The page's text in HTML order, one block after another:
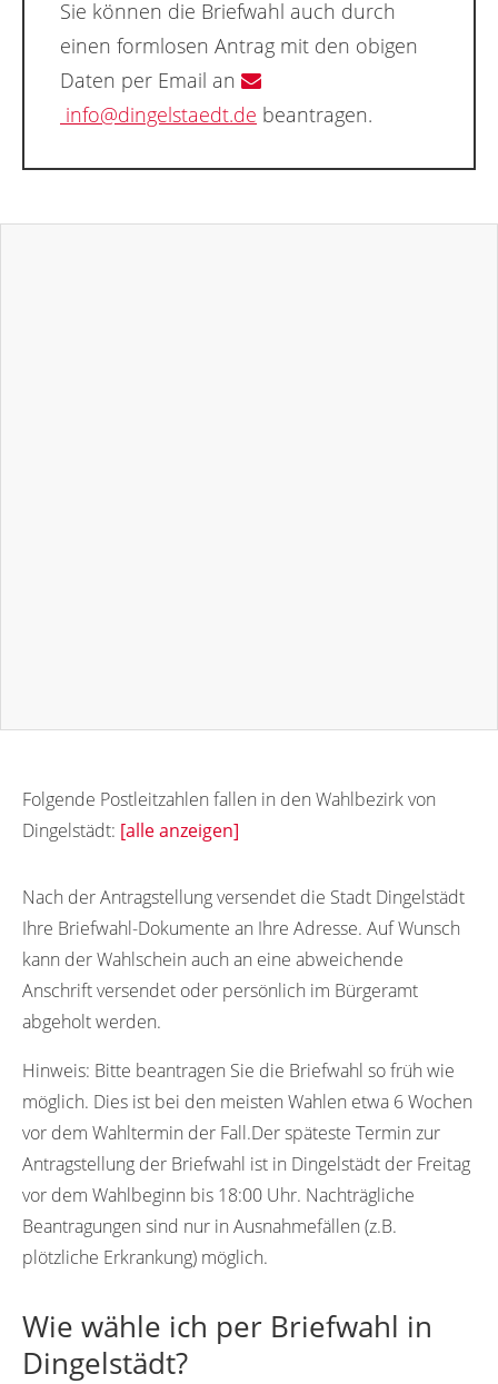
Sie können die Briefwahl auch durch
einen formlosen Antrag mit den obigen
Daten per Email an
info@dingelstaedt.de beantragen.
Folgende Postleitzahlen fallen in den Wahlbezirk von
Dingelstädt: [alle anzeigen]
Nach der Antragstellung versendet die Stadt Dingelstädt
Ihre Briefwahl-Dokumente an Ihre Adresse. Auf Wunsch
kann der Wahlschein auch an eine abweichende
Anschrift versendet oder persönlich im Bürgeramt
abgeholt werden.
Hinweis: Bitte beantragen Sie die Briefwahl so früh wie
möglich. Dies ist bei den meisten Wahlen etwa 6 Wochen
vor dem Wahltermin der Fall.Der späteste Termin zur
Antragstellung der Briefwahl ist in Dingelstädt der Freitag
vor dem Wahlbeginn bis 18:00 Uhr. Nachträgliche
Beantragungen sind nur in Ausnahmefällen (z.B.
plötzliche Erkrankung) möglich.
Wie wähle ich per Briefwahl in
Dingelstädt?